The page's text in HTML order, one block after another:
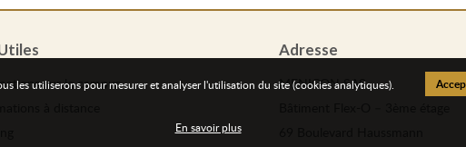
sur le campus
Adresse
MENICON SAS
les utiliserons pour mesurer et analyser l'utilisation du site (cookies analytiques).
En savoir plus